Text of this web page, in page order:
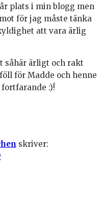
plats i min blogg men
för jag måste tänka
att vara ärlig
såhär ärligt och rakt
för Madde och henne
:)!
skriver: